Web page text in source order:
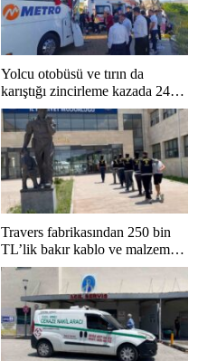
Yolcu otobüsü ve tırın da
karıştığı zincirleme kazada 24
kişi yaralandı
Travers fabrikasından 250 bin
TL’lik bakır kablo ve malzeme
çalan 5 kişi tutuklandı